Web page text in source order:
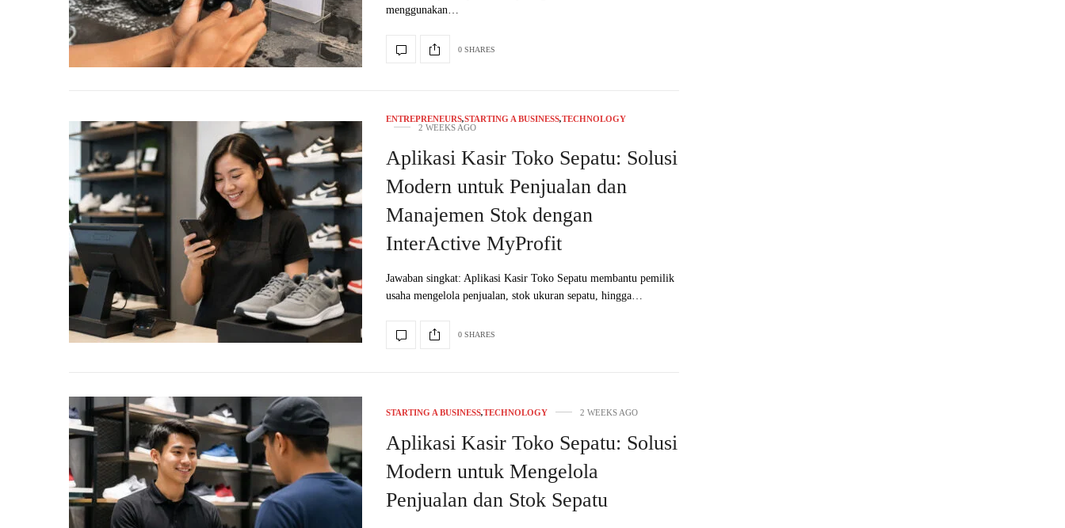
menggunakan…
0 SHARES
ENTREPRENEURS,STARTING A BUSINESS,TECHNOLOGY
2 WEEKS AGO
Aplikasi Kasir Toko Sepatu: Solusi
Modern untuk Penjualan dan
Manajemen Stok dengan
InterActive MyProfit
Jawaban singkat: Aplikasi Kasir Toko Sepatu membantu pemilik
usaha mengelola penjualan, stok ukuran sepatu, hingga…
0 SHARES
STARTING A BUSINESS,TECHNOLOGY 2 WEEKS AGO
Aplikasi Kasir Toko Sepatu: Solusi
Modern untuk Mengelola
Penjualan dan Stok Sepatu